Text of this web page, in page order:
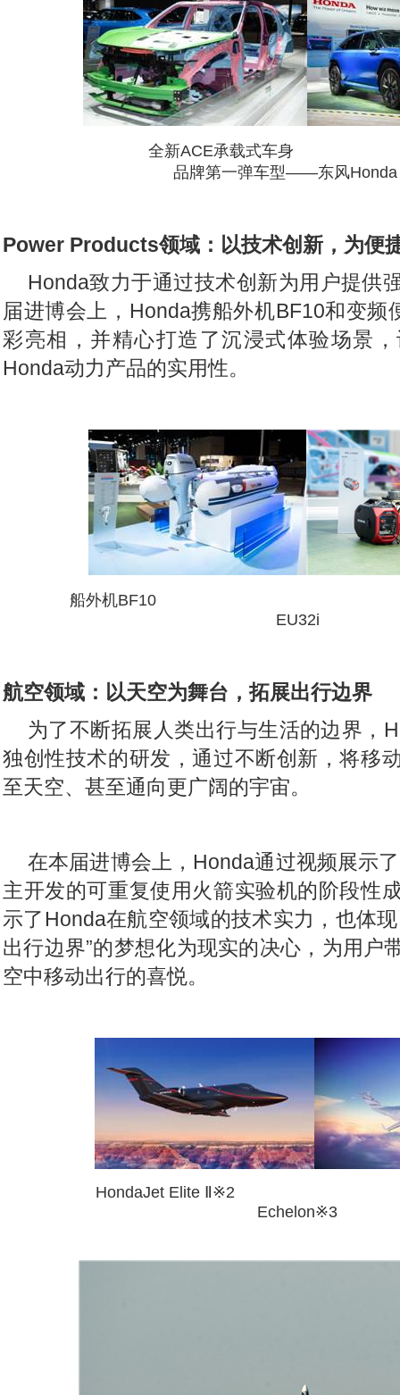
全新ACE承载式车
品牌第一弹车型——东风Honda
Power Products领域：以技术创新，为便
Honda致力于通过技术创新为用户提供
届进博会上，Honda携船外机BF10和变频
彩亮相，并精心打造了沉浸式体验场景
Honda动力产品的实用性。
船外机BF10 变频便
EU32i
航空领域：以天空为舞台，拓展出行边界
为了不断拓展人类出行与生活的边界，
独创性技术的研发，通过不断创新，将移
至天空、甚至通向更广阔的宇宙。
在本届进博会上，Honda通过视频展示
主开发的可重复使用火箭实验机的阶段性
示了Honda在航空领域的技术实力，也体
出行边界”的梦想化为现实的决心，为用户
空中移动出行的喜悦。
HondaJet Elite Ⅱ※2
Echelon※3